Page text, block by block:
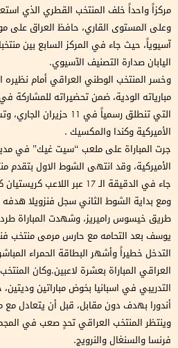
مركزاً واحداً خلف المنتخب القطري الذي
وعلى المستوى القاري، حافظ العراق على
آسيوياً، حيث جاء في المركز السابع بين
اليابان صدارة التصنيف الآسيوي.
التي تنطلق رسمياً في 11
الأميركية وكندا والمكسيك .
جرت المباراة على ملعب “سيت غيك” في
الأميركية، وقد انتهى الشوط الاول بتقدم
جاء في الدقيقة الـ 17 عبر اللاعب كريستيان كاسيريس .
طريق خيسوس راميريز، وشهدت المباراة
يوسف بعد التحامه مع حارس مرمى منتخب
التدخل خطيراً وأشهر البطاقة الحمراء
العراقي المباراة بعشرة لاعبين.وكان
التدريبي في اسبانيا بخوض مباراتين
أندورا بهدف دون مقابل، قبل أن يتعادل مع
وينتظر المنتخب العراقي تحدٍ صعب في
فرنسا والسنغال والنرويج.